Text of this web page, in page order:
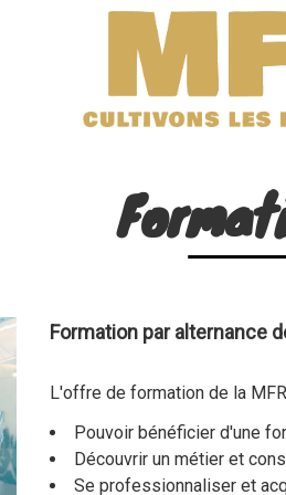
Formation par alternance
L'offre de formation de la
Pouvoir bénéficier d'une
Découvrir un métier et
Se professionnaliser et